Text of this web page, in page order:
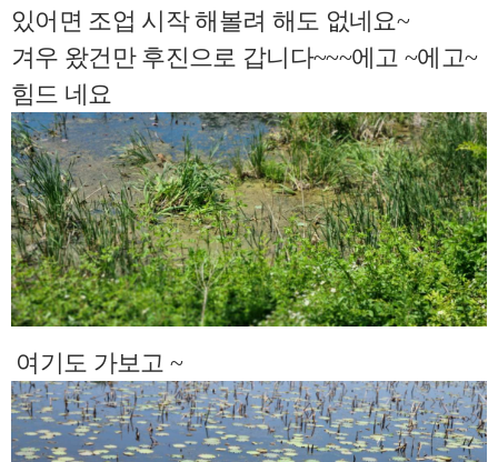
있어면 조업 시작 해볼려 해도 없네요~
겨우 왔건만 후진으로 갑니다~~~에고 ~에고~
힘드 네요
여기도 가보고 ~